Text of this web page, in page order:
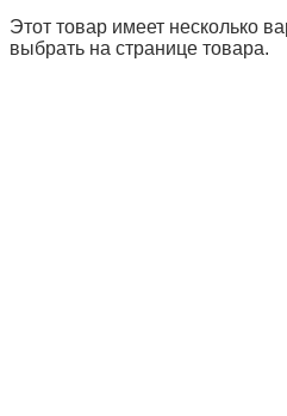
Этот товар имеет несколько
выбрать на странице товара.